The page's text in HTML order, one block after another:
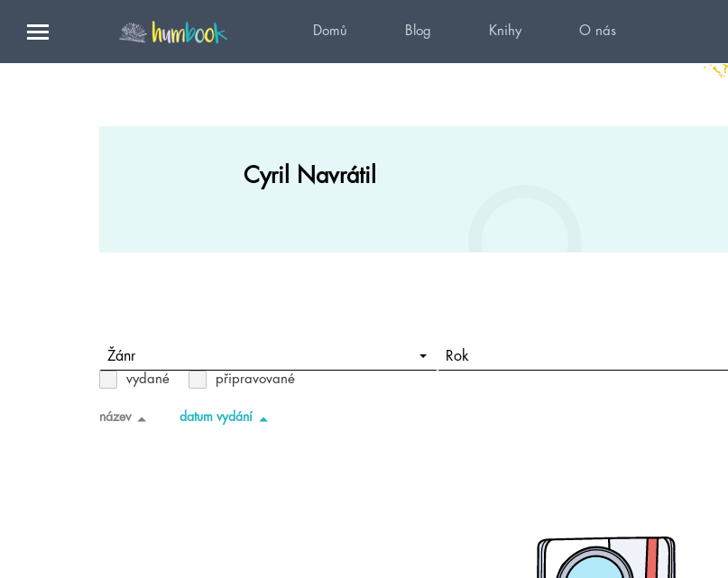
Domů Blog Knihy O nás
Cyril Navrátil
Žánr Rok
vydané připravované
název datum vydání